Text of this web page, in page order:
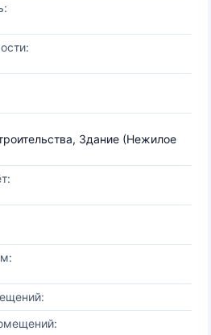
Здание (Нежилое